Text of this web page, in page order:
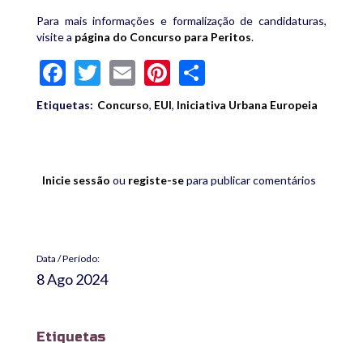
Para mais informações e formalização de candidaturas,
visite a página do Concurso para Peritos.
Facebook
Twitter
EmailPinterest
Etiquetas: Concurso, EUI, Iniciativa Urbana Europeia
Inicie sessão ou registe-separa publicar comentários
Data / Período:
8 Ago 2024
Etiquetas